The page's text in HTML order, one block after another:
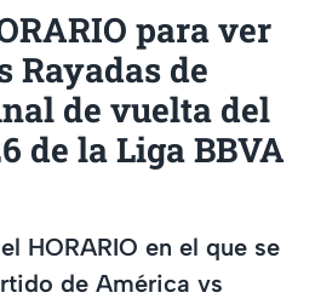
para ver
Rayadas de
de vuelta del
de la Liga BBVA
HORARIO en el que se
de América vs